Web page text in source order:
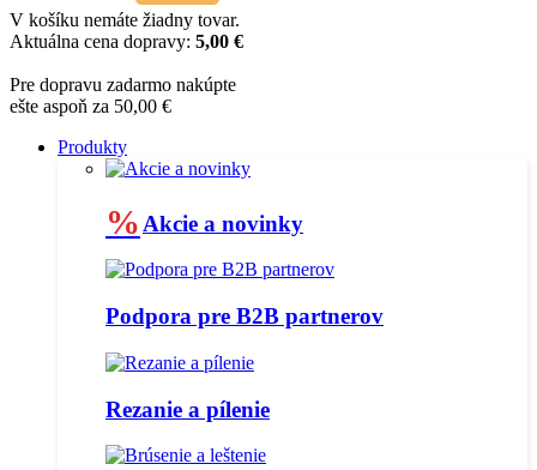
V košíku nemáte žiadny tovar.
Aktuálna cena dopravy: 5,00 €
Pre dopravu zadarmo nakúpte
ešte aspoň za 50,00 €
Produkty
% Akcie a novinky
Podpora pre B2B partnerov
Rezanie a pílenie